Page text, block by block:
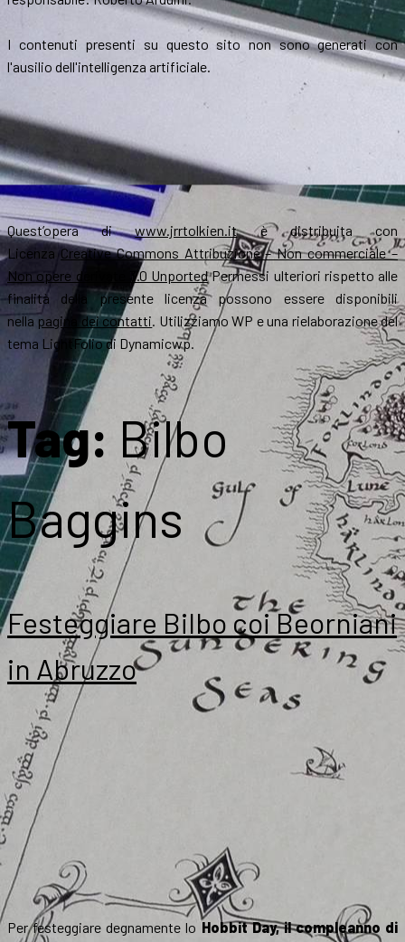
I contenuti presenti su questo sito non sono generati con
l'ausilio dell'intelligenza artificiale.
Quest’opera diwww.jrrtolkien.itè distribuita con
LicenzaCreative Commons Attribuzione – Non commerciale –
Non opere derivate 3.0 UnportedPermessi ulteriori rispetto alle
finalità della presente licenza possono essere disponibili
nella pagina dei contatti. Utilizziamo WP e una rielaborazione del
tema LightFolio di Dynamicwp.
Tag: Bilbo
Baggins
Festeggiare Bilbo coi Beorniani
in Abruzzo
Per festeggiare degnamente lo Hobbit Day, il compleanno di